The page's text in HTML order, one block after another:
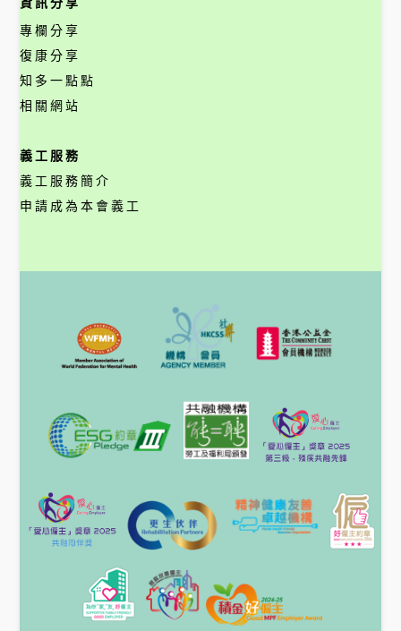
資訊分享
專欄分享
復康分享
知多一點點
相關網站
義工服務
義工服務簡介
申請成為本會義工